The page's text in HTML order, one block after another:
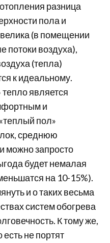
разница
пола и
(в помещении
потоки воздуха),
(тепла)
к идеальному.
является
и
пол»
среднюю
можно запросто
будет немалая
на 10-15%).
и о таких весьма
систем обогрева
К тому же,
не портят